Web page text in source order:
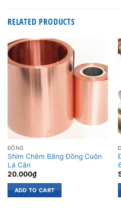
RELATED PRODUCTS
ĐỒNG
Shim Chêm Bằng Đồng Cuộn
Lá Căn
20.000₫
ADD TO CART